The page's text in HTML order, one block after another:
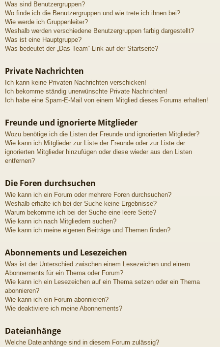
Was sind Benutzergruppen?
Wo finde ich die Benutzergruppen und wie trete ich ihnen bei?
Wie werde ich Gruppenleiter?
Weshalb werden verschiedene Benutzergruppen farbig dargestellt?
Was ist eine Hauptgruppe?
Was bedeutet der „Das Team“-Link auf der Startseite?
Private Nachrichten
Ich kann keine Privaten Nachrichten verschicken!
Ich bekomme ständig unerwünschte Private Nachrichten!
Ich habe eine Spam-E-Mail von einem Mitglied dieses Forums erhalten!
Freunde und ignorierte Mitglieder
Wozu benötige ich die Listen der Freunde und ignorierten Mitglieder?
Wie kann ich Mitglieder zur Liste der Freunde oder zur Liste der
ignorierten Mitglieder hinzufügen oder diese wieder aus den Listen
entfernen?
Die Foren durchsuchen
Wie kann ich ein Forum oder mehrere Foren durchsuchen?
Weshalb erhalte ich bei der Suche keine Ergebnisse?
Warum bekomme ich bei der Suche eine leere Seite?
Wie kann ich nach Mitgliedern suchen?
Wie kann ich meine eigenen Beiträge und Themen finden?
Abonnements und Lesezeichen
Was ist der Unterschied zwischen einem Lesezeichen und einem
Abonnements für ein Thema oder Forum?
Wie kann ich ein Lesezeichen auf ein Thema setzen oder ein Thema
abonnieren?
Wie kann ich ein Forum abonnieren?
Wie deaktiviere ich meine Abonnements?
Dateianhänge
Welche Dateianhänge sind in diesem Forum zulässig?